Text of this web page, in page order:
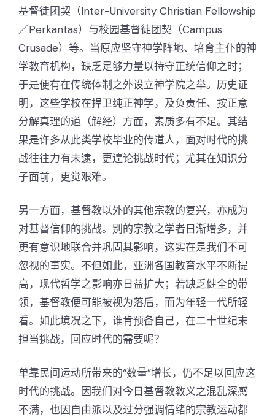
基督徒团契（Inter-University Christian Fellowship
／Perkantas）与校园基督徒团契（Campus
Crusade）等。当原应坚守神学阵地、培育主仆的神
学教育机构，缺乏足够力量以持守正统信仰之时；
于是便有在传统体制之外设立神学院之举。历史证
明，这些学校在捍卫纯正神学，及负责任、按正意
分解真理的道（解经）方面，素质多有不足。其结
果是许多从此类学校毕业的传道人，面对时代的挑
战往往力有未逮，更遑论挑战时代；尤其在知识分
子面前，更觉艰难。
另一方面，基督教以外的其他宗教的复兴，亦成为
对基督信仰的挑战。别的宗教之学者日渐增多，并
更有意识地联合并巩固其影响，这实在是我们不可
忽视的事实。不但如此，亚洲各国教育水平不断提
高，现代哲学之影响亦日益扩大；若缺乏健全的带
领，基督教便可能被视为落后，而为年轻一代所轻
看。如此境况之下，谁肯预备自己，在二十世纪末
担当挑战，回应时代的需要呢？
单靠民间运动所带来的“数量”增长，仍不足以回应这
时代的挑战。因我们对今日基督教教义之混乱深感
不满，也因自由派以及过分强调情绪的宗教运动都